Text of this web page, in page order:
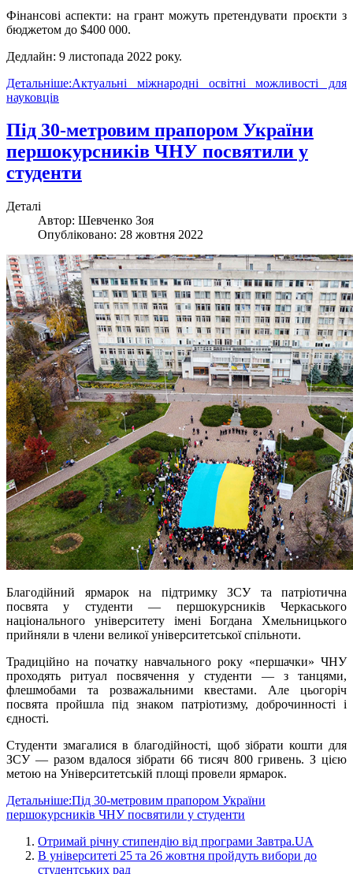
Фінансові аспекти: на грант можуть претендувати проєкти з
бюджетом до $400 000.
Дедлайн: 9 листопада 2022 року.
Детальніше:Актуальні міжнародні освітні можливості для
науковців
Під 30-метровим прапором України
першокурсників ЧНУ посвятили у
студенти
Деталі
Автор: Шевченко Зоя
Опубліковано: 28 жовтня 2022
Благодійний ярмарок на підтримку ЗСУ та патріотична
посвята у студенти — першокурсників Черкаського
національного університету імені Богдана Хмельницького
прийняли в члени великої університетської спільноти.
Традиційно на початку навчального року «першачки» ЧНУ
проходять ритуал посвячення у студенти — з танцями,
флешмобами та розважальними квестами. Але цьогоріч
посвята пройшла під знаком патріотизму, доброчинності і
єдності.
Студенти змагалися в благодійності, щоб зібрати кошти для
ЗСУ — разом вдалося зібрати 66 тисяч 800 гривень. З цією
метою на Університетській площі провели ярмарок.
Детальніше:Під 30-метровим прапором України
першокурсників ЧНУ посвятили у студенти
Отримай річну стипендію від програми Завтра.UA
В університеті 25 та 26 жовтня пройдуть вибори до
студентських рад